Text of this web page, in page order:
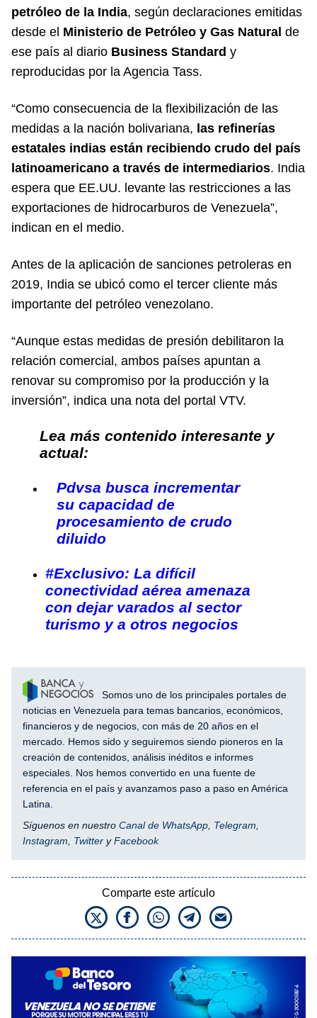
petróleo de la India, según declaraciones emitidas
desde el Ministerio de Petróleo y Gas Natural de
ese país al diario Business Standard y
reproducidas por la Agencia Tass.
“Como consecuencia de la flexibilización de las
medidas a la nación bolivariana, las refinerías
estatales indias están recibiendo crudo del país
latinoamericano a través de intermediarios. India
espera que EE.UU. levante las restricciones a las
exportaciones de hidrocarburos de Venezuela”,
indican en el medio.
Antes de la aplicación de sanciones petroleras en
2019, India se ubicó como el tercer cliente más
importante del petróleo venezolano.
“Aunque estas medidas de presión debilitaron la
relación comercial, ambos países apuntan a
renovar su compromiso por la producción y la
inversión”, indica una nota del portal VTV.
Lea más contenido interesante y
actual:
Pdvsa busca incrementar
su capacidad de
procesamiento de crudo
diluido
#Exclusivo: La difícil
conectividad aérea amenaza
con dejar varados al sector
turismo y a otros negocios
Somos uno de los principales portales de
noticias en Venezuela para temas bancarios, económicos,
financieros y de negocios, con más de 20 años en el
mercado. Hemos sido y seguiremos siendo pioneros en la
creación de contenidos, análisis inéditos e informes
especiales. Nos hemos convertido en una fuente de
referencia en el país y avanzamos paso a paso en América
Latina.
Síguenos en nuestro Canal de WhatsApp Telegram
Instagram
Twitter yFacebook
Comparte este artículo